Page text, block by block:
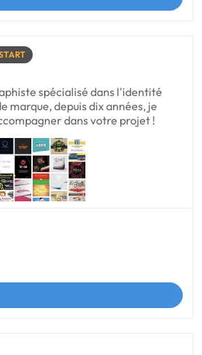
spécialisé dans l'identité
marque, depuis dix années, je
dans votre projet !